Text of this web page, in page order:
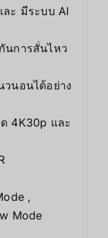
ละ มีระบบ AI
นการสั่นไหว
วนอนได้อย่าง
4K30p และ
,
Mode